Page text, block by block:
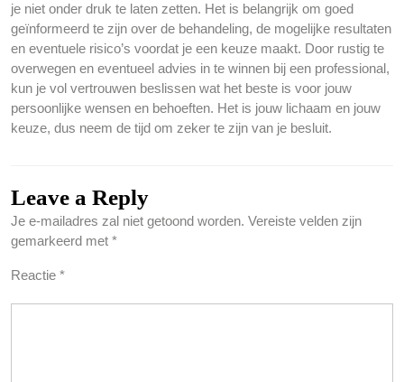
je niet onder druk te laten zetten. Het is belangrijk om goed
geïnformeerd te zijn over de behandeling, de mogelijke resultaten
en eventuele risico’s voordat je een keuze maakt. Door rustig te
overwegen en eventueel advies in te winnen bij een professional,
kun je vol vertrouwen beslissen wat het beste is voor jouw
persoonlijke wensen en behoeften. Het is jouw lichaam en jouw
keuze, dus neem de tijd om zeker te zijn van je besluit.
Leave a Reply
Je e-mailadres zal niet getoond worden. Vereiste velden zijn
gemarkeerd met *
Reactie *